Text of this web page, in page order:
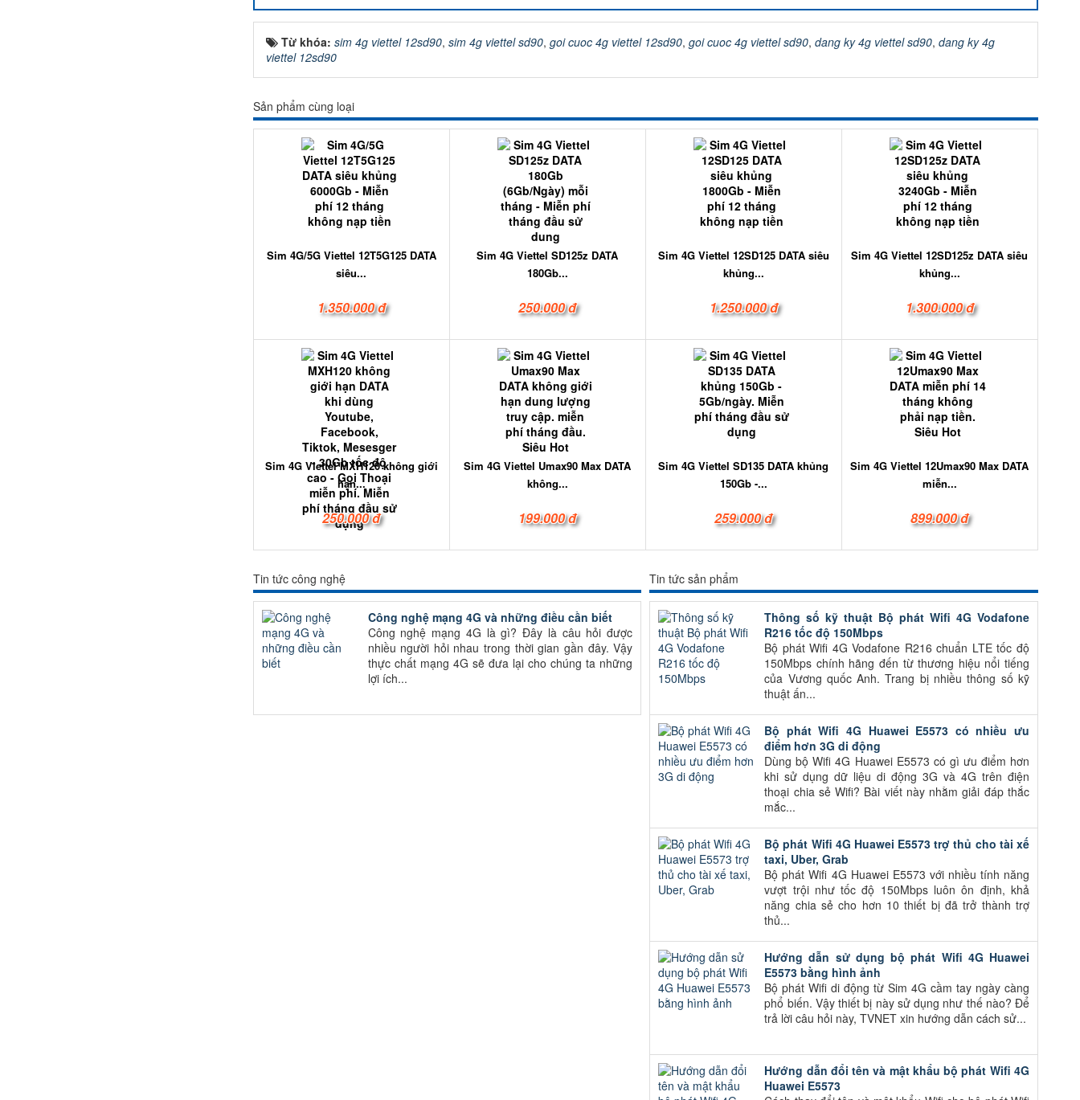
Từ khóa: sim 4g viettel 12sd90, sim 4g viettel sd90, goi cuoc 4g viettel 12sd90, goi cuoc 4g viettel sd90, dang ky 4g viettel sd90, dang ky 4g
viettel 12sd90
Sản phẩm cùng loại
Sim 4G/5G Viettel 12T5G125 DATA
siêu...
1.350.000 đ
Sim 4G Viettel SD125z DATA
180Gb...
250.000 đ
Sim 4G Viettel 12SD125 DATA siêu
khủng...
1.250.000 đ
Sim 4G Viettel 12SD125z DATA siêu
khủng...
1.300.000 đ
Sim 4G Viettel MXH120 không giới
hạn...
250.000 đ
Sim 4G Viettel Umax90 Max DATA
không...
199.000 đ
Sim 4G Viettel SD135 DATA khủng
150Gb -...
259.000 đ
Sim 4G Viettel 12Umax90 Max DATA
miễn...
899.000 đ
Tin tức công nghệ
Công nghệ mạng 4G và những điều cần biết
Công nghệ mạng 4G là gì? Đây là câu hỏi được
nhiều người hỏi nhau trong thời gian gần đây. Vậy
thực chất mạng 4G sẽ đưa lại cho chúng ta những
lợi ích...
Tin tức sản phẩm
Thông số kỹ thuật Bộ phát Wifi 4G Vodafone
R216 tốc độ 150Mbps
Bộ phát Wifi 4G Vodafone R216 chuẩn LTE tốc độ
150Mbps chính hãng đến từ thương hiệu nổi tiếng
của Vương quốc Anh. Trang bị nhiều thông số kỹ
thuật ấn...
Bộ phát Wifi 4G Huawei E5573 có nhiều ưu
điểm hơn 3G di động
Dùng bộ Wifi 4G Huawei E5573 có gì ưu điểm hơn
khi sử dụng dữ liệu di động 3G và 4G trên điện
thoại chia sẻ Wifi? Bài viết này nhằm giải đáp thắc
mắc...
Bộ phát Wifi 4G Huawei E5573 trợ thủ cho tài xế
taxi, Uber, Grab
Bộ phát Wifi 4G Huawei E5573 với nhiều tính năng
vượt trội như tốc độ 150Mbps luôn ôn định, khả
năng chia sẻ cho hơn 10 thiết bị đã trở thành trợ
thủ...
Hướng dẫn sử dụng bộ phát Wifi 4G Huawei
E5573 bằng hình ảnh
Bộ phát Wifi di động từ Sim 4G cầm tay ngày càng
phổ biến. Vậy thiết bị này sử dụng như thế nào? Để
trả lời câu hỏi này, TVNET xin hướng dẫn cách sử...
Hướng dẫn đổi tên và mật khẩu bộ phát Wifi 4G
Huawei E5573